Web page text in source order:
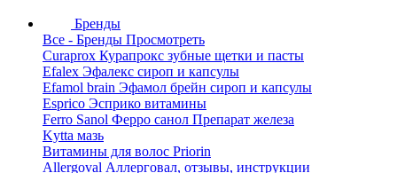
Бренды
Все - Бренды Просмотреть
Curaprox Курапрокс зубные щетки и пасты
Efalex Эфалекс сироп и капсулы
Efamol brain Эфамол брейн сироп и капсулы
Esprico Эсприко витамины
Ferro Sanol Ферро санол Препарат железа
Kytta мазь
Витамины для волос Priorin
Allergoval Аллерговал, отзывы, инструкции